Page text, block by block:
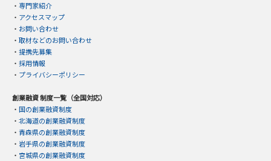
・ 専門家紹介
・ アクセスマップ
・ お問い合わせ
・ 取材などのお問い合わせ
・ 提携先募集
・ 採用情報
・ プライバシーポリシー
創業融資 制度一覧（全国対応）
・ 国の創業融資制度
・ 北海道の創業融資制度
・ 青森県の創業融資制度
・ 岩手県の創業融資制度
・ 宮城県の創業融資制度